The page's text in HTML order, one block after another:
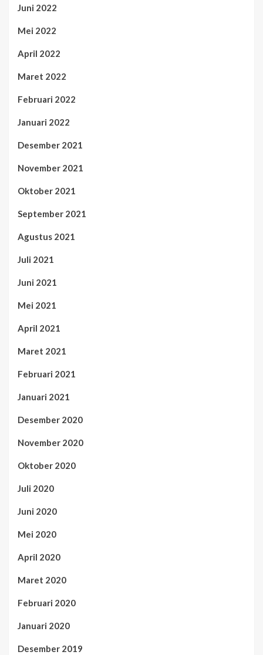
Juni 2022
Mei 2022
April 2022
Maret 2022
Februari 2022
Januari 2022
Desember 2021
November 2021
Oktober 2021
September 2021
Agustus 2021
Juli 2021
Juni 2021
Mei 2021
April 2021
Maret 2021
Februari 2021
Januari 2021
Desember 2020
November 2020
Oktober 2020
Juli 2020
Juni 2020
Mei 2020
April 2020
Maret 2020
Februari 2020
Januari 2020
Desember 2019